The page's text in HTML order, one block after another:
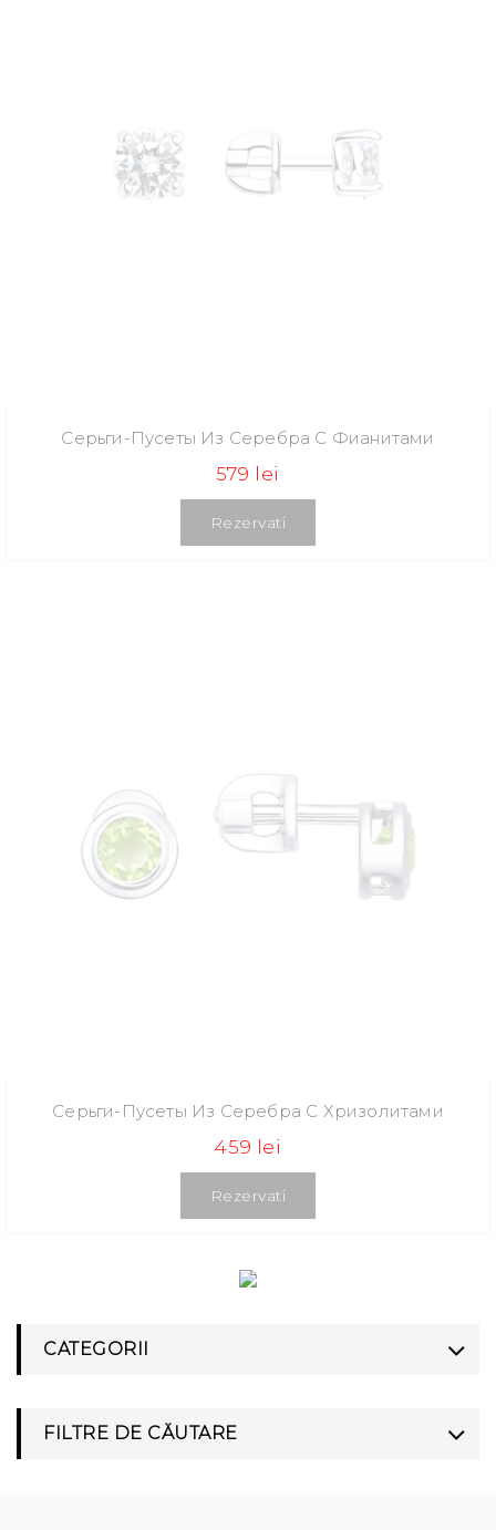
Серьги-Пусеты Из Серебра С Фианитами
579 lei
Rezervati
Серьги-Пусеты Из Серебра С Хризолитами
459 lei
Rezervati
CATEGORII
FILTRE DE CĂUTARE